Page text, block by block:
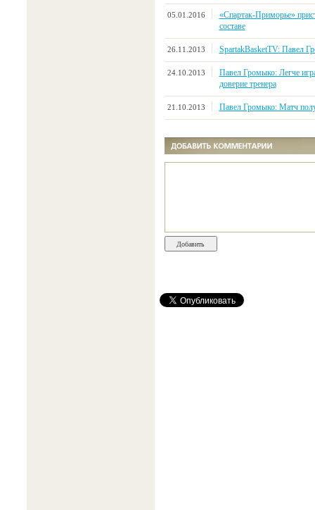
05.01.2016
«Спартак-Приморье»
составе
26.11.2013 SpartakBasketTV: Павел
24.10.2013
Павел Громыко: Легче
доверие тренера
21.10.2013 Павел Громыко: Матч